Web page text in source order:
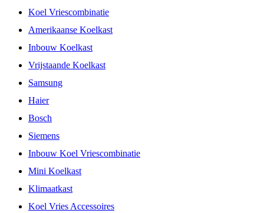
Koel Vriescombinatie
Amerikaanse Koelkast
Inbouw Koelkast
Vrijstaande Koelkast
Samsung
Haier
Bosch
Siemens
Inbouw Koel Vriescombinatie
Mini Koelkast
Klimaatkast
Koel Vries Accessoires